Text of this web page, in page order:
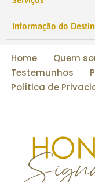
Informação do
Home Quem
Testemunhos
Política de